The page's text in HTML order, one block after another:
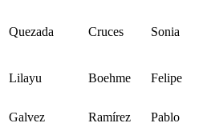
Quezada Cruces Sonia
Lilayu Boehme Felipe
Galvez Ramírez Pablo